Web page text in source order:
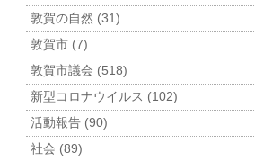
敦賀の自然 (31)
敦賀市 (7)
敦賀市議会 (518)
新型コロナウイルス (102)
活動報告 (90)
社会 (89)